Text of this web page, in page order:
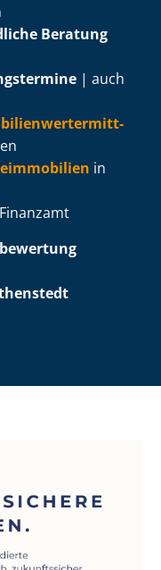
Beratung
| auch
in